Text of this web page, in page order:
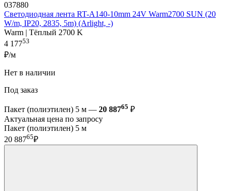
037880
Светодиодная лента RT-A140-10mm 24V Warm2700 SUN (20
W/m, IP20, 2835, 5m) (Arlight, -)
Warm | Тёплый 2700 K
4 17753
₽/м
Нет в наличии
Под заказ
Пакет (полиэтилен) 5 м — 20 88765 ₽
Актуальная цена по запросу
Пакет (полиэтилен) 5 м
20 88765₽